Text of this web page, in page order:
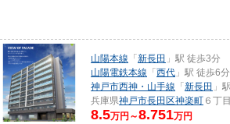
山陽本線 「 新長田 」駅 徒歩3分
山陽電鉄本線 「 西代 」駅 徒歩6分
神戸市西神・山手線 「 新長田 」
兵庫県神戸市長田区神楽町 ６丁目
8.5万円～8.751万円